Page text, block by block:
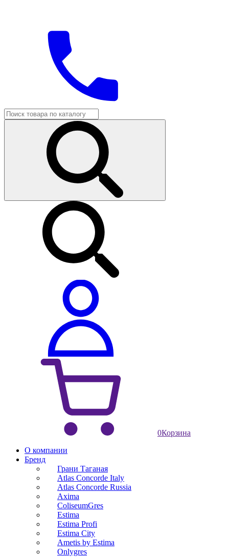
0Корзина
О компании
Бренд
Грани Таганая
Atlas Concorde Italy
Atlas Concorde Russia
Axima
ColiseumGres
Estima
Estima Profi
Estima City
Ametis by Estima
Onlygres